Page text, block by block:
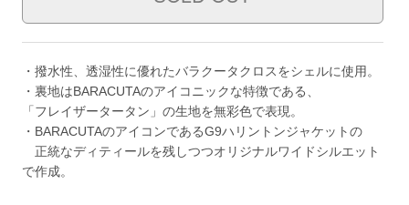
・撥水性、透湿性に優れたバラクータクロスをシェルに使用。
・裏地はBARACUTAのアイコニックな特徴である、
「フレイザータータン」の生地を無彩色で表現。
・BARACUTAのアイコンであるG9ハリントンジャケットの
正統なディティールを残しつつオリジナルワイドシルエット
で作成。